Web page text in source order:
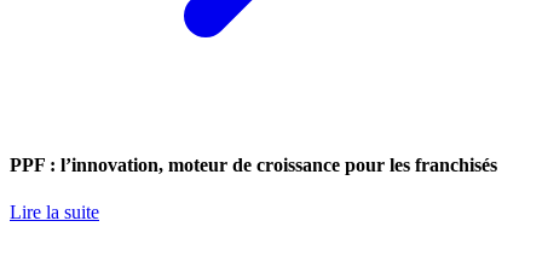
PPF : l’innovation, moteur de croissance pour les franchisés
Lire la suite